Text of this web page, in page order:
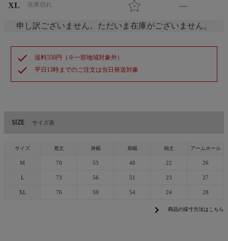
XL
在庫切れ —
申し訳ございません。ただいま在庫がございません。
check 送料550円（※一部地域対象外）
check 平日13時までのご注文は当日発送対象
SIZE サイズ表
サイズ 着丈 身幅 肩幅 袖丈 アームホール
M 70 53 48 22 26
L 73 56 51 23 27
XL 76 59 54 24 28
chevron_right 商品の採寸方法はこちら